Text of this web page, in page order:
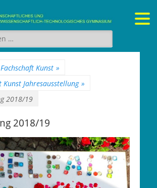
Gymnasium Stein
und naturwissenschaftlich-
technologisches Gymnasium
Fachschaft Kunst »
Kunst Jahresausstellung »
2018/19
2018/19